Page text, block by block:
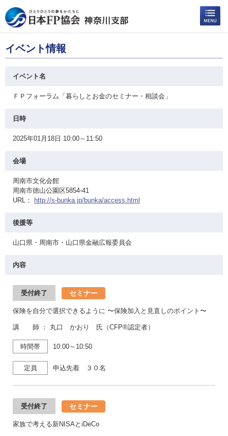
イベント情報
イベント名
ＦＰフォーラム「暮らしとお金のセミナー・相談会」
日時
2025年01月18日 10:00～11:50
会場
周南市文化会館
周南市徳山公園区5854-41
URL：
http://s-bunka.jp/bunka/access.html
後援等
山口県・周南市・山口県金融広報委員会
内容
受付終了 セミナー
保険を自分で選択できるように 〜保険加入と見直しのポイント〜
講 師 ： 丸口 かおり 氏（CFP®認定者）
時間帯 10:00～10:50
定員 申込先着 ３０名
受付終了 セミナー
家族で考える新NISAとiDeCo